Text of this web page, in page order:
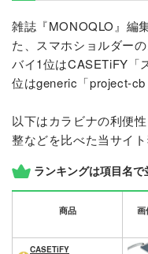
雑誌『MONOQLO』編
た、スマホショルダー
バイ1位はCASETiFY「
位はgeneric「project-cb
以下はカラビナの利便
整などを比べた当サイト
ランキングは項目名
商品 画
CASETiFY